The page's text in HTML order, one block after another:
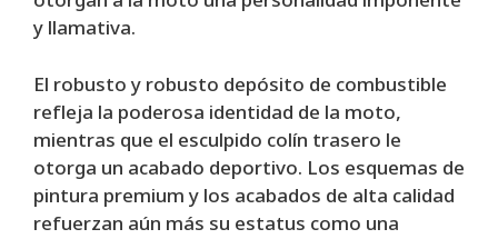
y llamativa.
El robusto y robusto depósito de combustible
refleja la poderosa identidad de la moto,
mientras que el esculpido colín trasero le
otorga un acabado deportivo. Los esquemas de
pintura premium y los acabados de alta calidad
refuerzan aún más su estatus como una